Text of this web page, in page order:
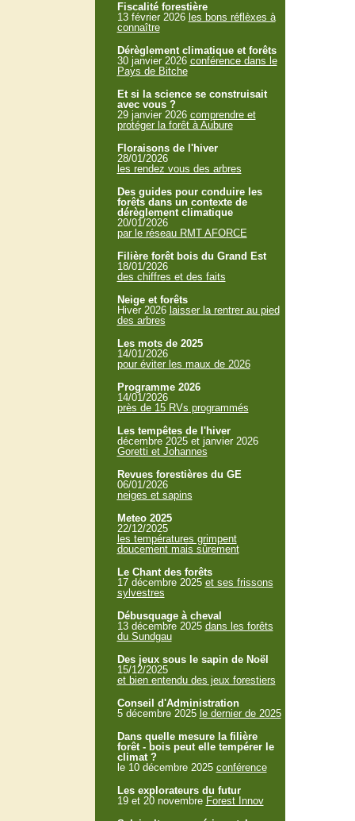
Fiscalité forestière
13 février 2026 les bons réflèxes à
connaître
Dérèglement climatique et forêts
30 janvier 2026 conférence dans le
Pays de Bitche
Et si la science se construisait
avec vous ?
29 janvier 2026 comprendre et
protéger la forêt à Aubure
Floraisons de l'hiver
28/01/2026
les rendez vous des arbres
Des guides pour conduire les
forêts dans un contexte de
dérèglement climatique
20/01/2026
par le réseau RMT AFORCE
Filière forêt bois du Grand Est
18/01/2026
des chiffres et des faits
Neige et forêts
Hiver 2026 laisser la rentrer au pied
des arbres
Les mots de 2025
14/01/2026
pour éviter les maux de 2026
Programme 2026
14/01/2026
près de 15 RVs programmés
Les tempêtes de l'hiver
décembre 2025 et janvier 2026
Goretti et Johannes
Revues forestières du GE
06/01/2026
neiges et sapins
Meteo 2025
22/12/2025
les températures grimpent
doucement mais sûrement
Le Chant des forêts
17 décembre 2025 et ses frissons
sylvestres
Débusquage à cheval
13 décembre 2025 dans les forêts
du Sundgau
Des jeux sous le sapin de Noël
15/12/2025
et bien entendu des jeux forestiers
Conseil d'Administration
5 décembre 2025 le dernier de 2025
Dans quelle mesure la filière
forêt - bois peut elle tempérer le
climat ?
le 10 décembre 2025 conférence
Les explorateurs du futur
19 et 20 novembre Forest Innov